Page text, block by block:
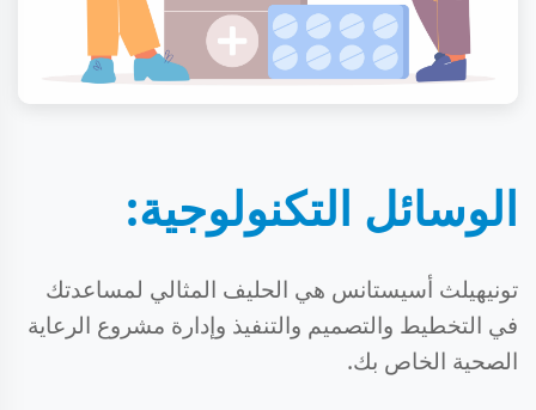
الوسائل التكنولوجية:
تونيهيلث أسيستانس هي الحليف المثالي لمساعدتك
في التخطيط والتصميم والتنفيذ وإدارة مشروع الرعاية
الصحية الخاص بك.